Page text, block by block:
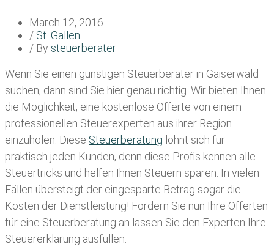
March 12, 2016
/ St. Gallen
/ By steuerberater
Wenn Sie einen günstigen Steuerberater in Gaiserwald
suchen, dann sind Sie hier genau richtig. Wir bieten Ihnen
die Möglichkeit, eine kostenlose Offerte von einem
professionellen Steuerexperten aus ihrer Region
einzuholen. Diese Steuerberatung lohnt sich für
praktisch jeden Kunden, denn diese Profis kennen alle
Steuertricks und helfen Ihnen Steuern sparen. In vielen
Fällen übersteigt der eingesparte Betrag sogar die
Kosten der Dienstleistung! Fordern Sie nun Ihre Offerten
für eine Steuerberatung an lassen Sie den Experten Ihre
Steuererklärung ausfüllen: